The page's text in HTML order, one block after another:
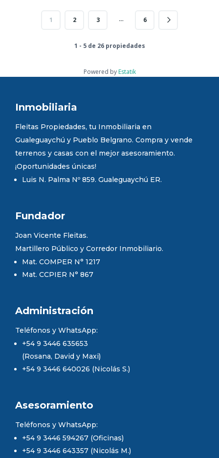
1 2 3 … 6
1 - 5 de 26 propiedades
Powered by Estatik
Inmobiliaria
Fleitas Propiedades, tu Inmobiliaria en
Gualeguaychú y Pueblo Belgrano. Compra y vende
terrenos y casas con el mejor asesoramiento.
¡Oportunidades únicas!
Luis N. Palma Nº 859. Gualeguaychú ER.
Fundador
Joan Vicente Fleitas.
Martillero Público y Corredor Inmobiliario.
Mat. COMPER N° 1217
Mat. CCPIER N° 867
Administración
Teléfonos y WhatsApp:
+54 9 3446 635653
(Rosana, David y Maxi)
+54 9 3446 640026 (Nicolás S.)
Asesoramiento
Teléfonos y WhatsApp:
+54 9 3446 594267 (Oficinas)
+54 9 3446 643357 (Nicolás M.)